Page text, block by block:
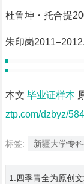
杜鲁坤・托合提
朱印岗
本文 毕业证样本
ztp.com/dzbyz/
标签: 新疆大学专
1.四季青全为原创